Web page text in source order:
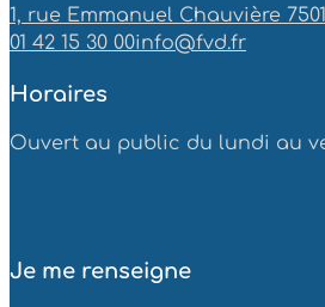
1, rue Emmanuel Chauvière
01 42 15 30 00info@fvd.fr
Horaires
Ouvert au public du lundi au
Je me renseigne